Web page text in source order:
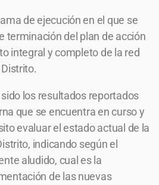
de ejecución en el que se
terminación del plan de acción
integral y completo de la red
los resultados reportados
que se encuentra en curso y
evaluar el estado actual de la
indicando según el
aludido, cual es la
de las nuevas